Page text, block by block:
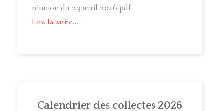
réunion du 23 avril 2026.pdf
Lire la suite...
Calendrier des collectes 2026